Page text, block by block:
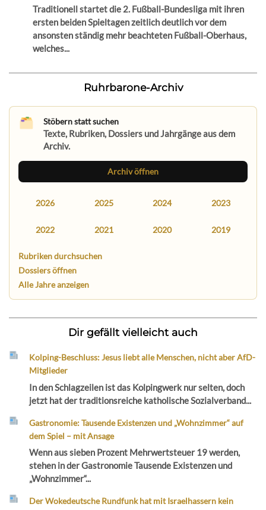
Traditionell startet die 2. Fußball-Bundesliga mit ihren
ersten beiden Spieltagen zeitlich deutlich vor dem
ansonsten ständig mehr beachteten Fußball-Oberhaus,
welches...
Ruhrbarone-Archiv
Stöbern statt suchen
Texte, Rubriken, Dossiers und Jahrgänge aus dem
Archiv.
Archiv öffnen
2026 2025 2024 2023
2022 2021 2020 2019
Rubriken durchsuchen
Dossiers öffnen
Alle Jahre anzeigen
Dir gefällt vielleicht auch
Kolping-Beschluss: Jesus liebt alle Menschen, nicht aber AfD-
Mitglieder
In den Schlagzeilen ist das Kolpingwerk nur selten, doch
jetzt hat der traditionsreiche katholische Sozialverband...
Gastronomie: Tausende Existenzen und „Wohnzimmer“ auf
dem Spiel – mit Ansage
Wenn aus sieben Prozent Mehrwertsteuer 19 werden,
stehen in der Gastronomie Tausende Existenzen und
„Wohnzimmer“...
Der Wokedeutsche Rundfunk hat mit Israelhassern kein